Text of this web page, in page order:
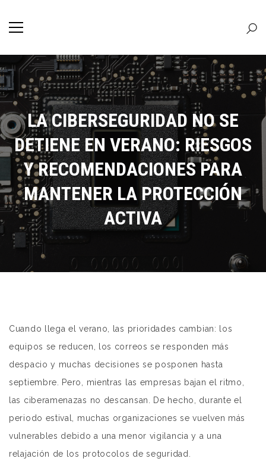
LA CIBERSEGURIDAD NO SE
DETIENE EN VERANO: RIESGOS
Y RECOMENDACIONES PARA
MANTENER LA PROTECCIÓN
ACTIVA
Cuando llega el verano, las prioridades cambian: los
equipos se reducen, los correos se responden más
despacio y muchas decisiones se posponen hasta
septiembre. Pero, mientras las empresas bajan el ritmo,
las ciberamenazas no descansan. De hecho, durante el
periodo estival, muchas organizaciones se vuelven más
vulnerables debido a una menor vigilancia y a una
relajación de los protocolos de seguridad.